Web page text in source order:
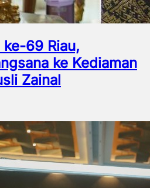
69 Riau,
ke Kediaman
Zainal